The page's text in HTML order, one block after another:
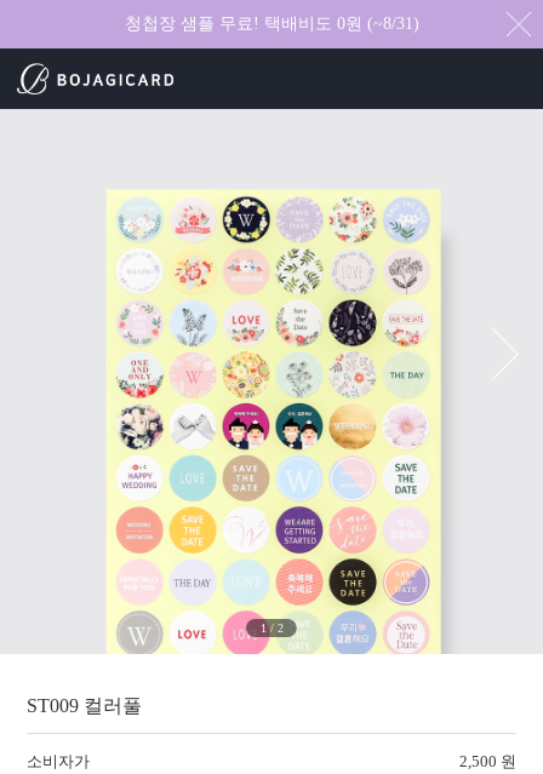
청첩장 샘플 무료! 택배비도 0원 (~8/31)
1/ 2
ST009 컬러풀
소비자가 2,500 원